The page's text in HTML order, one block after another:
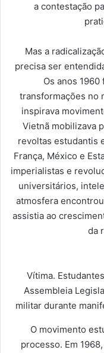
a contestação
Mas a
precisa ser
Os anos
transformações no
inspirava
Vietnã mobilizava
revoltas estudantis
França, México e
imperialistas e
universitários,
atmosfera
assistia ao
da
Vítima.
Assembleia
militar durante
O movimento
processo. Em